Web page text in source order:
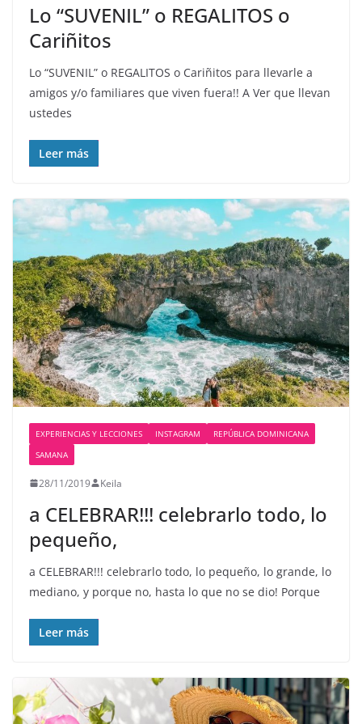
Lo “SUVENIL” o REGALITOS o
Cariñitos
Lo “SUVENIL” o REGALITOS o Cariñitos para llevarle a
amigos y/o familiares que viven fuera!! A Ver que llevan
ustedes
Leer más
EXPERIENCIAS Y LECCIONES INSTAGRAM
REPÚBLICA DOMINICANA
SAMANA
28/11/2019 Keila
a CELEBRAR!!! celebrarlo todo, lo
pequeño,
a CELEBRAR!!! celebrarlo todo, lo pequeño, lo grande, lo
mediano, y porque no, hasta lo que no se dio! Porque
Leer más